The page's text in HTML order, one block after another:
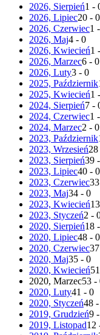
2026, Sierpień1 -
2026, Lipiec20 - 0
2026, Czerwiec1
2026, Maj4 - 0
2026, Kwiecień1
2026, Marzec6 - 0
2026, Luty3 - 0
2025, Październik
2025, Kwiecień1
2024, Sierpień7 -
2024, Czerwiec1
2024, Marzec2 - 0
2023, Październik
2023, Wrzesień
2023, Sierpień39
2023, Lipiec40 - 0
2023, Czerwiec
2023, Maj34 - 0
2023, Kwiecień
2023, Styczeń2 -
2020, Sierpień18
2020, Lipiec48 - 0
2020, Czerwiec
2020, Maj35 - 0
2020, Kwiecień
2020, Marzec53 -
2020, Luty41 - 0
2020, Styczeń48 -
2019, Grudzień9 -
2019, Listopad12